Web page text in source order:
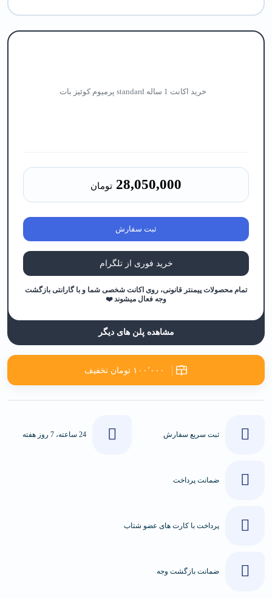
خرید اکانت 1 ساله standard پرمیوم کوئیز بات
28,050,000 تومان
ثبت سفارش
خرید فوری از تلگرام
تمام محصولات پیمنتر قانونی، روی اکانت شخصی شما و با گارانتی بازگشت
وجه فعال میشوند ❤️
مشاهده پلن های دیگر
۱۰۰٬۰۰۰ تومان تخفیف
ثبت سریع سفارش 24 ساعته، 7 روز هفته
ضمانت پرداخت
پرداخت با کارت های عضو شتاب
ضمانت بازگشت وجه